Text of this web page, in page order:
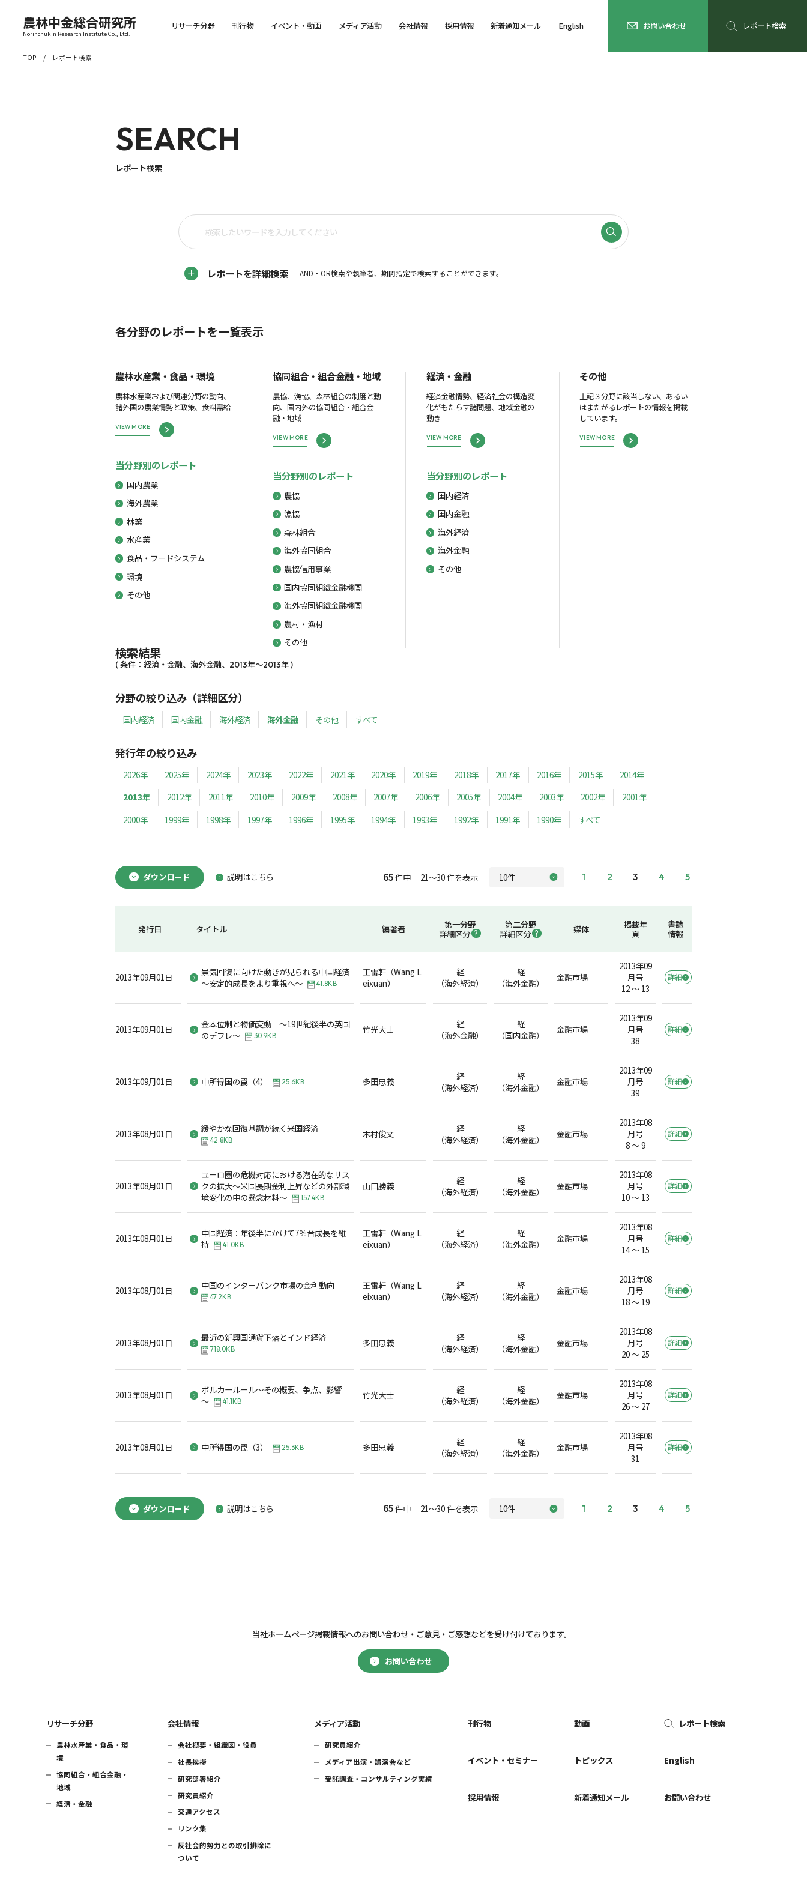
農林中金総合研究所
Norinchukin Research Institute Co., Ltd.
リサーチ分野 刊行物 イベント・動画 メディア活動 会社情報 採用情報 新着通知メール English お問い合わせ レポート検索
TOP レポート検索
SEARCH
レポート検索
レポートを詳細検索 AND・OR検索や執筆者、期間指定で検索することができます。
各分野のレポートを一覧表示
農林水産業・食品・環境
農林水産業および関連分野の動向、
諸外国の農業情勢と政策、食料需給
VIEW MORE
当分野別のレポート
国内農業
海外農業
林業
水産業
食品・フードシステム
環境
その他
協同組合・組合金融・地域
農協、漁協、森林組合の制度と動
向、国内外の協同組合・組合金
融・地域
VIEW MORE
当分野別のレポート
農協
漁協
森林組合
海外協同組合
農協信用事業
国内協同組織金融機関
海外協同組織金融機関
農村・漁村
その他
経済・金融
経済金融情勢、経済社会の構造変
化がもたらす諸問題、地域金融の
動き
VIEW MORE
当分野別のレポート
国内経済
国内金融
海外経済
海外金融
その他
その他
上記３分野に該当しない、あるい
はまたがるレポートの情報を掲載
しています。
VIEW MORE
検索結果
( 条件：経済・金融、海外金融、2013年～2013年 )
分野の絞り込み（詳細区分）
国内経済 国内金融 海外経済 海外金融 その他 すべて
発行年の絞り込み
2026年 2025年 2024年 2023年 2022年 2021年 2020年 2019年 2018年 2017年 2016年 2015年
2014年
2013年
2012年 2011年 2010年 2009年 2008年 2007年 2006年 2005年 2004年 2003年 2002年
2001年
2000年
1999年 1998年 1997年 1996年 1995年 1994年 1993年 1992年 1991年 1990年 すべて
ダウンロード 説明はこちら 65件中 21～30 件を表示 1 2 3 4 5
発行日 タイトル 編著者
第一分野
詳細区分
第二分野
詳細区分
媒体
掲載年
頁
書誌
情報
2013年09月01日
景気回復に向けた動きが見られる中国経済
～安定的成長をより重視へ～
41.8KB
王雷軒（Wang L
eixuan）
経
（海外経済）
経
（海外金融）
金融市場
2013年09
月号
12 ～ 13
詳細
2013年09月01日
金本位制と物価変動 ～19世紀後半の英国
のデフレ～
30.9KB
竹光大士
経
（海外金融）
経
（国内金融）
金融市場
2013年09
月号
38
詳細
2013年09月01日 中所得国の罠（4） 25.6KB 多田忠義
経
（海外経済）
経
（海外金融）
金融市場
2013年09
月号
39
詳細
2013年08月01日 緩やかな回復基調が続く米国経済
42.8KB
木村俊文
経
（海外経済）
経
（海外金融）
金融市場
2013年08
月号
8 ～ 9
詳細
2013年08月01日
ユーロ圏の危機対応における潜在的なリス
クの拡大～米国長期金利上昇などの外部環
境変化の中の懸念材料～
157.4KB
山口勝義
経
（海外経済）
経
（海外金融）
金融市場
2013年08
月号
10 ～ 13
詳細
2013年08月01日
中国経済：年後半にかけて7％台成長を維
持
41.0KB
王雷軒（Wang L
eixuan）
経
（海外経済）
経
（海外金融）
金融市場
2013年08
月号
14 ～ 15
詳細
2013年08月01日 中国のインターバンク市場の金利動向
47.2KB
王雷軒（Wang L
eixuan）
経
（海外経済）
経
（海外金融）
金融市場
2013年08
月号
18 ～ 19
詳細
2013年08月01日 最近の新興国通貨下落とインド経済
718.0KB
多田忠義
経
（海外経済）
経
（海外金融）
金融市場
2013年08
月号
20 ～ 25
詳細
2013年08月01日
ボルカールール～その概要、争点、影響
～
41.1KB
竹光大士
経
（海外経済）
経
（海外金融）
金融市場
2013年08
月号
26 ～ 27
詳細
2013年08月01日 中所得国の罠（3） 25.3KB 多田忠義
経
（海外経済）
経
（海外金融）
金融市場
2013年08
月号
31
詳細
ダウンロード 説明はこちら 65件中 21～30 件を表示 1 2 3 4 5
お問い合わせ
当社ホームページ掲載情報へのお問い合わせ・ ご意見・ご感想などを受け付けております。
リサーチ分野
農林水産業・食品・環
境
協同組合・組合金融・
地域
経済・金融
会社情報
会社概要・組織図・役員
社長挨拶
研究部署紹介
研究員紹介
交通アクセス
リンク集
反社会的勢力との取引排除に
ついて
メディア活動
研究員紹介
メディア出演・講演会など
受託調査・コンサルティング実績
刊行物
イベント・セミナー
採用情報
動画
トピックス
新着通知メール
レポート検索
English
お問い合わせ